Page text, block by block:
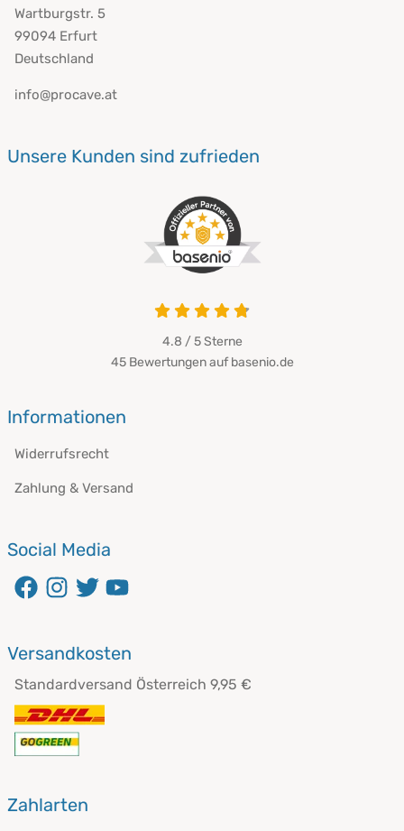
Wartburgstr. 5
99094 Erfurt
Deutschland
info@procave.at
Unsere Kunden sind zufrieden
4.8 / 5Sterne
45 Bewertungen auf basenio.de
Informationen
Widerrufsrecht
Zahlung & Versand
Social Media
Versandkosten
Standardversand Österreich 9,95 €
Zahlarten